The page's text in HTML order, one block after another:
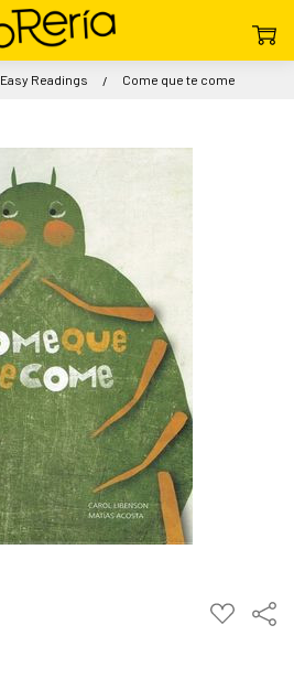
Easy Readings Come que te come
ADD
TO